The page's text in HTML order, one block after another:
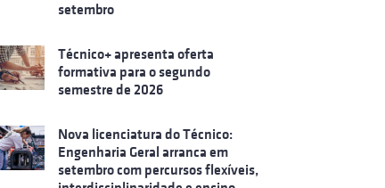
setembro
Técnico+ apresenta oferta
formativa para o segundo
semestre de 2026
Nova licenciatura do Técnico:
Engenharia Geral arranca em
setembro com percursos flexíveis,